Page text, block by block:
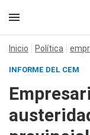
Inicio Política
INFORME DEL CEM